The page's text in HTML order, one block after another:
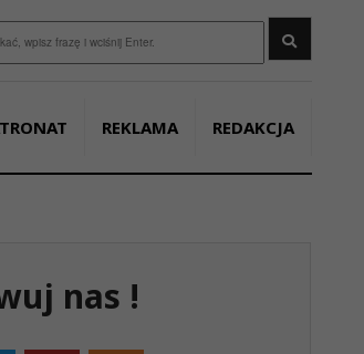
REKLAMA REDAKCJA
nas !